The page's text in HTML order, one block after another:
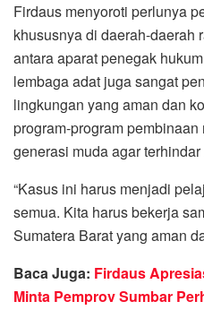
Firdaus menyoroti perlunya
khususnya di daerah-daerah
antara aparat penegak
lembaga adat juga sangat
lingkungan yang aman dan
program-program
generasi muda agar
“Kasus ini harus menjadi
semua. Kita harus bekerja
Sumatera Barat yang aman
Baca Juga: Firdaus
Minta Pemprov Sumbar